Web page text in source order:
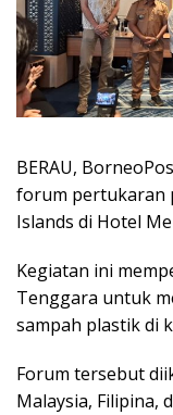
BERAU,
forum pertukaran
Islands di Hotel
Kegiatan ini
Tenggara untuk
sampah plastik di
Forum tersebut
Malaysia, Filipina,